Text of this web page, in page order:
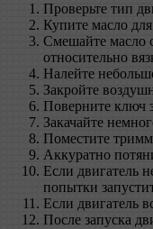
Проверьте тип
Купите масло
Смешайте масло
относительно
Налейте
Закройте
Поверните ключ
Закачайте
Поместите
Аккуратно
Если двигатель
попытки
Если двигатель
После запуска